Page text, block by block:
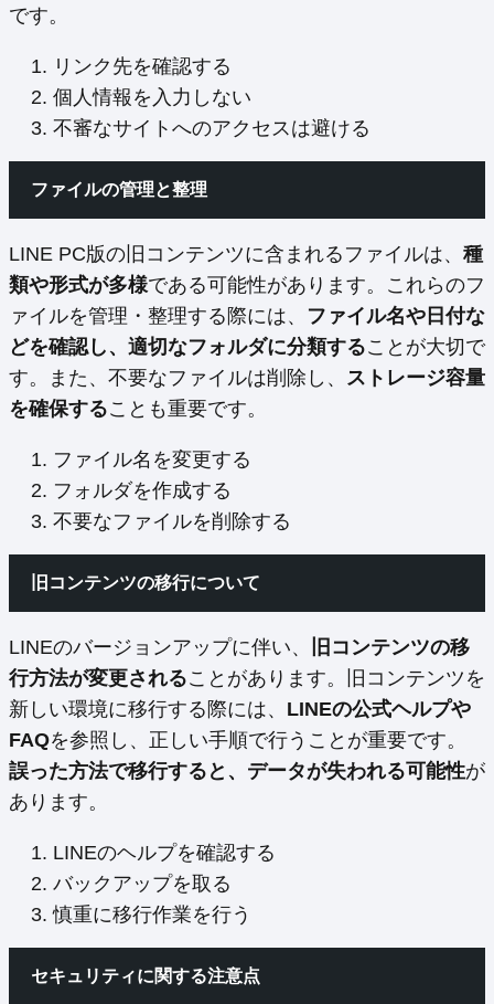
です。
リンク先を確認する
個人情報を入力しない
不審なサイトへのアクセスは避ける
ファイルの管理と整理
LINE PC版の旧コンテンツに含まれるファイルは、 種
類や形式が多様である可能性があります。これらのフ
ァイルを管理・整理する際には、 ファイル名や日付な
どを確認し、適切なフォルダに分類することが大切で
す。また、不要なファイルは削除し、 ストレージ容量
を確保することも重要です。
ファイル名を変更する
フォルダを作成する
不要なファイルを削除する
旧コンテンツの移行について
LINEのバージョンアップに伴い、
旧コンテンツの移
行方法が変更されることがあります。旧コンテンツを
新しい環境に移行する際には、 LINEの公式ヘルプや
FAQを参照し、正しい手順で行うことが重要です。
誤った方法で移行すると、データが失われる可能性が
あります。
LINEのヘルプを確認する
バックアップを取る
慎重に移行作業を行う
セキュリティに関する注意点